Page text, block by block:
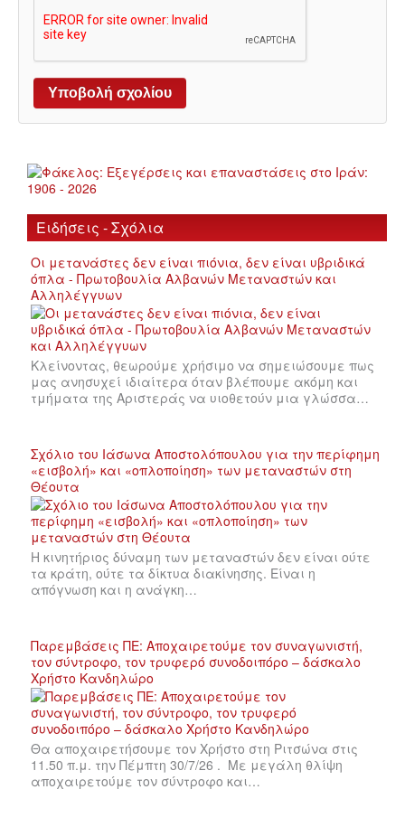
Ειδήσεις - Σχόλια
Οι μετανάστες δεν είναι πιόνια, δεν είναι υβριδικά
όπλα - Πρωτοβουλία Αλβανών Μεταναστών και
Αλληλέγγυων
Κλείνοντας, θεωρούμε χρήσιμο να σημειώσουμε πως
μας ανησυχεί ιδιαίτερα όταν βλέπουμε ακόμη και
τμήματα της Αριστεράς να υιοθετούν μια γλώσσα…
Σχόλιο του Ιάσωνα Αποστολόπουλου για την περίφημη
«εισβολή» και «οπλοποίηση» των μεταναστών στη
Θέουτα
Η κινητήριος δύναμη των μεταναστών δεν είναι ούτε
τα κράτη, ούτε τα δίκτυα διακίνησης. Είναι η
απόγνωση και η ανάγκη…
Παρεμβάσεις ΠΕ: Αποχαιρετούμε τον συναγωνιστή,
τον σύντροφο, τον τρυφερό συνοδοιπόρο – δάσκαλο
Χρήστο Κανδηλώρο
Θα αποχαιρετήσουμε τον Χρήστο στη Ριτσώνα στις
11.50 π.μ. την Πέμπτη 30/7/26 . Με μεγάλη θλίψη
αποχαιρετούμε τον σύντροφο και…